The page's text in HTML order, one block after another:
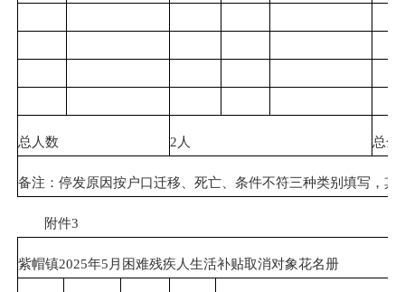
总人数 2人 总金
备注：停发原因按户口迁移、死亡、条件不符三种类别填写，其
附件3
紫帽镇2025年5月困难残疾人生活补贴取消对象花名册